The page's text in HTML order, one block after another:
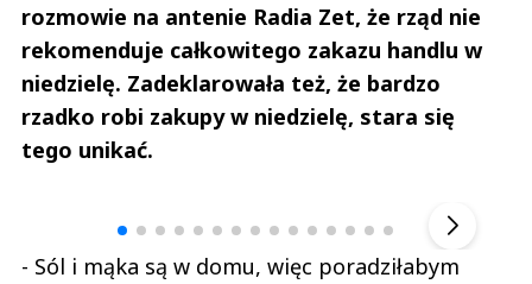
rozmowie na antenie Radia Zet, że rząd nie
rekomenduje całkowitego zakazu handlu w
niedzielę. Zadeklarowała też, że bardzo
rzadko robi zakupy w niedzielę, stara się
tego unikać.
- Sól i mąka są w domu, więc poradziłabym